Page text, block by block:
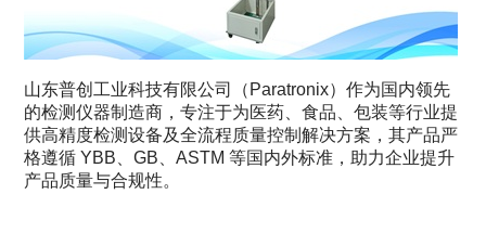
山东普创工业科技有限公司（Paratronix）作为国内领先
的检测仪器制造商，专注于为医药、食品、包装等行业提
供高精度检测设备及全流程质量控制解决方案，其产品严
格遵循 YBB、GB、ASTM 等国内外标准，助力企业提升
产品质量与合规性。